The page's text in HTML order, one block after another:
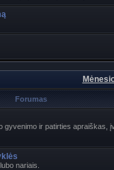
Forumas
gyvenimo ir patirties apraiškas,
nariais.